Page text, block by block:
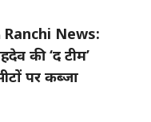
Ranchi News:
की ‘द टीम’
पर कब्जा